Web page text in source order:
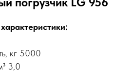
кг 5000
3,0